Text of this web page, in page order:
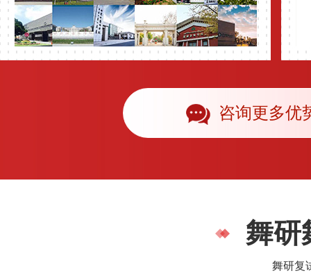
咨询更多优
舞研
舞研复